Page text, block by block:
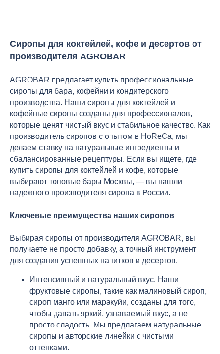
Сиропы для коктейлей, кофе и десертов от
производителя AGROBAR
AGROBAR предлагает купить профессиональные
сиропы для бара, кофейни и кондитерского
производства. Наши сиропы для коктейлей и
кофейные сиропы созданы для профессионалов,
которые ценят чистый вкус и стабильное качество. Как
производитель сиропов с опытом в HoReCa, мы
делаем ставку на натуральные ингредиенты и
сбалансированные рецептуры. Если вы ищете, где
купить сиропы для коктейлей и кофе, которые
выбирают топовые бары Москвы, — вы нашли
надежного производителя сиропа в России.
Ключевые преимущества наших сиропов
Выбирая сиропы от производителя AGROBAR, вы
получаете не просто добавку, а точный инструмент
для создания успешных напитков и десертов.
Интенсивный и натуральный вкус. Наши
фруктовые сиропы, такие как малиновый сироп,
сироп манго или маракуйи, созданы для того,
чтобы давать яркий, узнаваемый вкус, а не
просто сладость. Мы предлагаем натуральные
сиропы и авторские линейки с чистыми
оттенками.